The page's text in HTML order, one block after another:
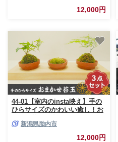
12,000円
44-01【室内のinsta映え】手の
ひらサイズのかわいい癒し！お
新潟県胎内市
12,000円